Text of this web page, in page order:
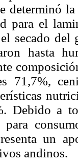
determinó
para el
secado
hasta
71,7%,
Debido a
para
un
andinos.